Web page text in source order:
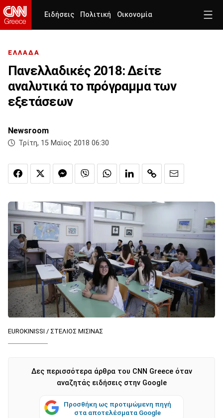
Ειδήσεις Πολιτική Οικονομία
ΕΛΛΑΔΑ
Πανελλαδικές 2018: Δείτε
αναλυτικά το πρόγραμμα των
εξετάσεων
Newsroom
Τρίτη, 15 Μαϊος 2018 06:30
EUROKINISSI / ΣΤΕΛΙΟΣ ΜΙΣΙΝΑΣ
Δες περισσότερα άρθρα του CNN Greece όταν
αναζητάς ειδήσεις στην Google
Προσθήκη ως προτιμώμενη πηγή
στα αποτελέσματα Google